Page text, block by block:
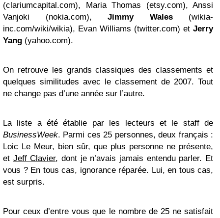
(clariumcapital.com), Maria Thomas (etsy.com), Anssi
Vanjoki (nokia.com), Jimmy Wales(wikia-
inc.com/wiki/wikia), Evan Williams (twitter.com) et Jerry
Yang (yahoo.com).
On retrouve les grands classiques des classements et
quelques similitudes avec le classement de 2007. Tout
ne change pas d’une année sur l’autre.
La liste a été établie par les lecteurs et le staff de
BusinessWeek. Parmi ces 25 personnes, deux français :
Loic Le Meur, bien sûr, que plus personne ne présente,
et Jeff Clavier, dont je n’avais jamais entendu parler. Et
vous ? En tous cas, ignorance réparée. Lui, en tous cas,
est surpris.
Pour ceux d’entre vous que le nombre de 25 ne satisfait